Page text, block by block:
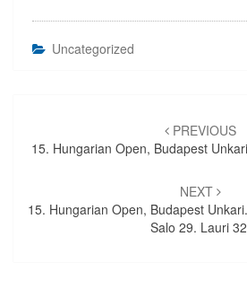
Uncategorized
selaus
PREVIOUS
15. Hungarian Open, Budapest
NEXT
15. Hungarian Open, Budapest
Salo 29. Lauri